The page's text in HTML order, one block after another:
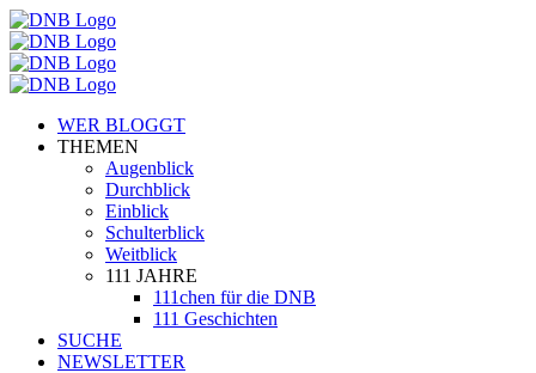
WER BLOGGT
THEMEN
Augenblick
Durchblick
Einblick
Schulterblick
Weitblick
111 JAHRE
111chen für die DNB
111 Geschichten
SUCHE
NEWSLETTER